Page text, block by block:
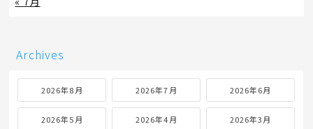
Archives
2026年8月 2026年7月 2026年6月
2026年5月 2026年4月 2026年3月